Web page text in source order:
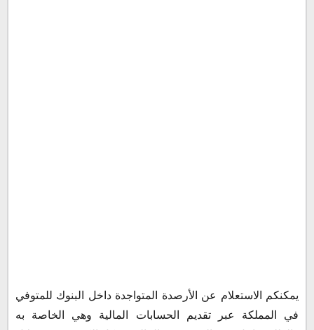
يمكنكم الاستعلام عن الأرصدة المتواجدة داخل البنوك للمتوفي
في المملكة عبر تقديم الحسابات المالية وهي الخاصة به